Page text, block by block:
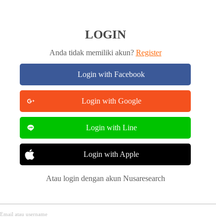
LOGIN
Anda tidak memiliki akun? Register
Login with Facebook
Login with Google
Login with Line
Login with Apple
Atau login dengan akun Nusaresearch
Email atau username